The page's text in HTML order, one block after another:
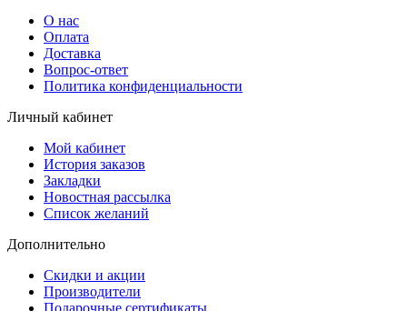
О нас
Оплата
Доставка
Вопрос-ответ
Политика конфиденциальности
Личный кабинет
Мой кабинет
История заказов
Закладки
Новостная рассылка
Список желаний
Дополнительно
Скидки и акции
Производители
Подарочные сертификаты